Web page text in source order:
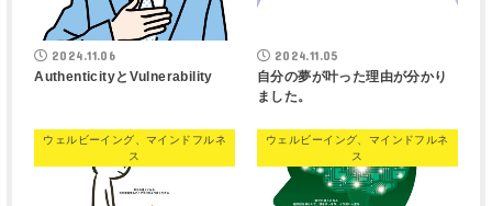
2024.11.06
AuthenticityとVulnerability
2024.11.05
自分の夢が叶った理由が分かり
ました。
ウェルビーイング、マインドフルネ
ス
ウェルビーイング、マインドフルネ
ス